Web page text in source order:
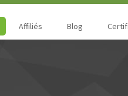
Affiliés Blog